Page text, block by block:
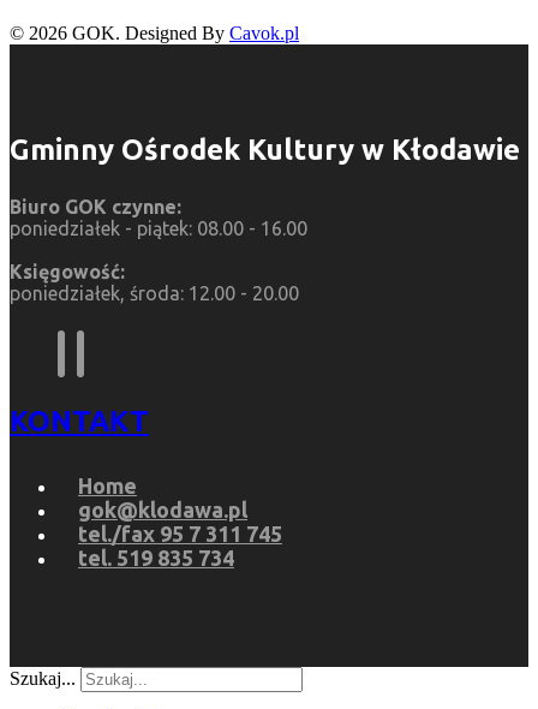
© 2026 GOK. Designed By Cavok.pl
Gminny Ośrodek Kultury w Kłodawie
Biuro GOK czynne:
poniedziałek - piątek: 08.00 - 16.00
Księgowość:
poniedziałek, środa: 12.00 - 20.00
KONTAKT
Home
gok@klodawa.pl
tel./fax 95 7 311 745
tel. 519 835 734
Szukaj...